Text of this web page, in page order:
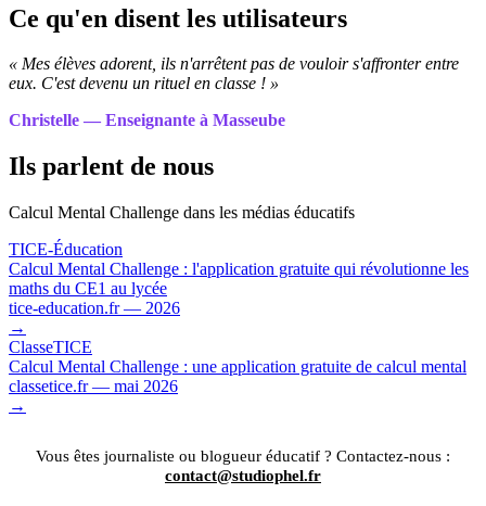
Ce qu'en disent les utilisateurs
« Mes élèves adorent, ils n'arrêtent pas de vouloir s'affronter entre
eux. C'est devenu un rituel en classe ! »
Christelle — Enseignante à Masseube
Ils parlent de nous
Calcul Mental Challenge dans les médias éducatifs
TICE-Éducation
Calcul Mental Challenge : l'application gratuite qui révolutionne les
maths du CE1 au lycée
tice-education.fr — 2026
→
ClasseTICE
Calcul Mental Challenge : une application gratuite de calcul mental
classetice.fr — mai 2026
→
Vous êtes journaliste ou blogueur éducatif ? Contactez-nous :
contact@studiophel.fr